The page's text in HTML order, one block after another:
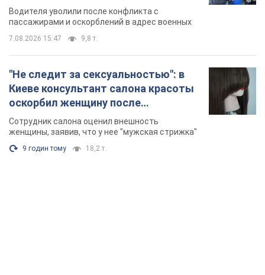
военным и поплатился за это.
Видео
Водителя уволили после конфликта с
пассажирами и оскорблений в адрес военных
7.08.2026 15:47 9,8 т.
"Не следит за сексуальностью": в
Киеве консультант салона красоты
оскорбил женщину после
химиотерапии, разгорелся скандал.
Фото
Сотрудник салона оценил внешность
женщины, заявив, что у нее "мужская стрижка"
9 годин тому 18,2 т.